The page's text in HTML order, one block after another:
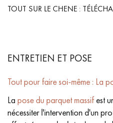
TOUT SUR LE CHENE :
ENTRETIEN ET POSE
Tout pour faire soi-même : La
La pose du parquet massifest
nécessiter l'intervention d'un